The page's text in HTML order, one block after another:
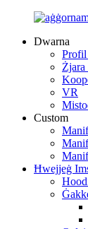
Dwarna
Profil
VR
Custom
Ħwejjeġ